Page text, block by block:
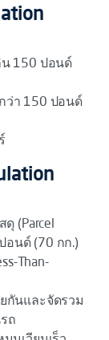
150 ปอนด์
า 150 ปอนด์
(Parcel
อนด์ (70 กก.)
Than-
นและจัดรวม
ถ